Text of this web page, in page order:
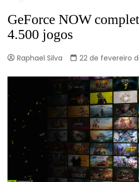
GeForce NOW
4.500 jogos
Raphael Silva 22 de fevereiro